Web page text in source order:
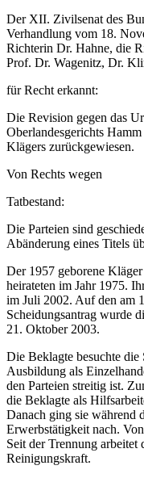
Der XII. Zivilsenat des
Verhandlung vom 18.
Richterin Dr. Hahne, die
Prof. Dr. Wagenitz, Dr.
für Recht erkannt:
Die Revision gegen das
Oberlandesgerichts
Klägers zurückgewiesen.
Von Rechts wegen
Tatbestand:
Die Parteien sind
Abänderung eines Titels
Der 1957 geborene
heirateten im Jahr 1975.
im Juli 2002. Auf den am
Scheidungsantrag wurde
21. Oktober 2003.
Die Beklagte besuchte die
Ausbildung als
den Parteien streitig ist.
die Beklagte als
Danach ging sie während
Erwerbstätigkeit nach.
Seit der Trennung
Reinigungskraft.